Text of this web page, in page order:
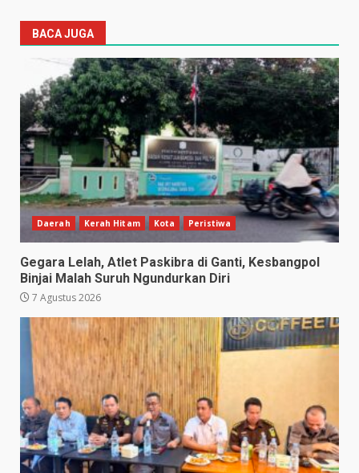
BACA JUGA
Daerah Kerah Hitam Kota Peristiwa
Gegara Lelah, Atlet Paskibra di Ganti, Kesbangpol
Binjai Malah Suruh Ngundurkan Diri
7 Agustus 2026